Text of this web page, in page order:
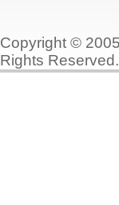
Copyright ©
Rights Reserved.